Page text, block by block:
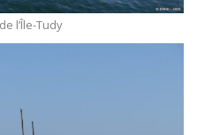
l’Île-Tudy